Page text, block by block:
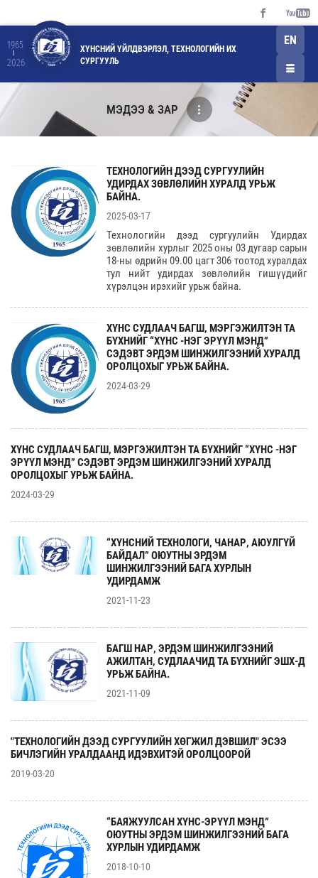
1965
2026
ХҮНСНИЙ ҮЙЛДВЭРЛЭЛ, ТЕХНОЛОГИЙН ИХ
СУРГУУЛЬ
EN
МЭДЭЭ & ЗАР
ТЕХНОЛОГИЙН ДЭЭД СУРГУУЛИЙН
УДИРДАХ ЗӨВЛӨЛИЙН ХУРАЛД УРЬЖ
БАЙНА.
2025-03-17
Технологийн дээд сургуулийн Удирдах
зөвлөлийн хурлыг 2025 оны 03 дугаар сарын
18-ны өдрийн 09.00 цагт 306 тоотод хуралдах
тул нийт удирдах зөвлөлийн гишүүдийг
хүрэлцэн ирэхийг урьж байна.
ХҮНС СУДЛААЧ БАГШ, МЭРГЭЖИЛТЭН ТА
БҮХНИЙГ “ХҮНС -НЭГ ЭРҮҮЛ МЭНД”
СЭДЭВТ ЭРДЭМ ШИНЖИЛГЭЭНИЙ ХУРАЛД
ОРОЛЦОХЫГ УРЬЖ БАЙНА.
2024-03-29
ХҮНС СУДЛААЧ БАГШ, МЭРГЭЖИЛТЭН ТА БҮХНИЙГ “ХҮНС -НЭГ
ЭРҮҮЛ МЭНД” СЭДЭВТ ЭРДЭМ ШИНЖИЛГЭЭНИЙ ХУРАЛД
ОРОЛЦОХЫГ УРЬЖ БАЙНА.
2024-03-29
“ХҮНСНИЙ ТЕХНОЛОГИ, ЧАНАР, АЮУЛГҮЙ
БАЙДАЛ” ОЮУТНЫ ЭРДЭМ
ШИНЖИЛГЭЭНИЙ БАГА ХУРЛЫН
УДИРДАМЖ
2021-11-23
БАГШ НАР, ЭРДЭМ ШИНЖИЛГЭЭНИЙ
АЖИЛТАН, СУДЛААЧИД ТА БҮХНИЙГ ЭШХ-Д
УРЬЖ БАЙНА.
2021-11-09
"ТЕХНОЛОГИЙН ДЭЭД СУРГУУЛИЙН ХӨГЖИЛ ДЭВШИЛ" ЭСЭЭ
БИЧЛЭГИЙН УРАЛДААНД ИДЭВХИТЭЙ ОРОЛЦООРОЙ
2019-03-20
“БАЯЖУУЛСАН ХҮНС-ЭРҮҮЛ МЭНД”
ОЮУТНЫ ЭРДЭМ ШИНЖИЛГЭЭНИЙ БАГА
ХУРЛЫН УДИРДАМЖ
2018-10-10